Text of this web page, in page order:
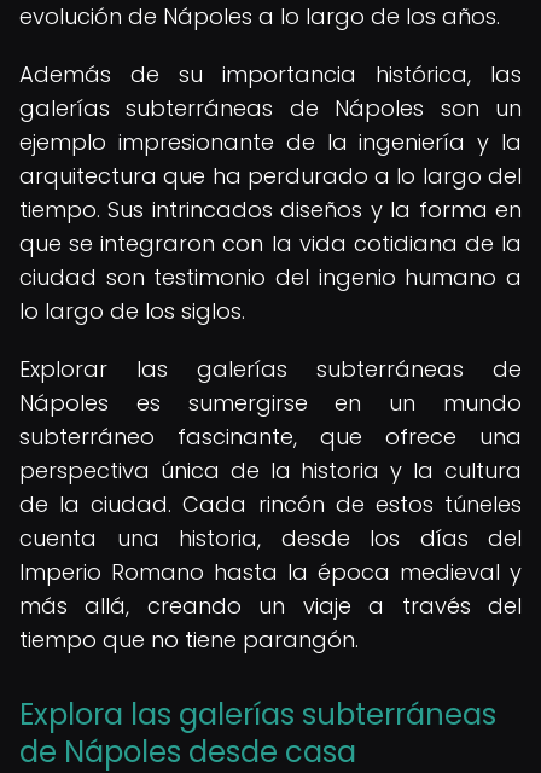
evolución de Nápoles a lo largo de los años.
Además de su importancia histórica, las
galerías subterráneas de Nápoles son un
ejemplo impresionante de la ingeniería y la
arquitectura que ha perdurado a lo largo del
tiempo. Sus intrincados diseños y la forma en
que se integraron con la vida cotidiana de la
ciudad son testimonio del ingenio humano a
lo largo de los siglos.
Explorar las galerías subterráneas de
Nápoles es sumergirse en un mundo
subterráneo fascinante, que ofrece una
perspectiva única de la historia y la cultura
de la ciudad. Cada rincón de estos túneles
cuenta una historia, desde los días del
Imperio Romano hasta la época medieval y
más allá, creando un viaje a través del
tiempo que no tiene parangón.
Explora las galerías subterráneas
de Nápoles desde casa